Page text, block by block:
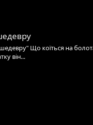
Що коїться на
він...